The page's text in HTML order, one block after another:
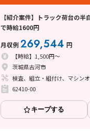
【紹介案件】トラック荷台の
で時給1600円
月収例269,544 円
【時給】1,500円～
茨城県古河市
検査、組立・組付け、マシン
62410-00
キープする